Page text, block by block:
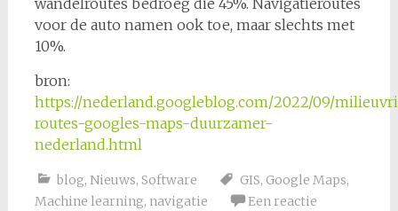
wandelroutes bedroeg die 45%. Navigatieroutes
voor de auto namen ook toe, maar slechts met
10%.
bron:
https://nederland.googleblog.com/2022/09/
routes-googles-maps-duurzamer-
nederland.html
blog, Nieuws, Software GIS, Google Maps,
Machine learning, navigatie
Een reactie